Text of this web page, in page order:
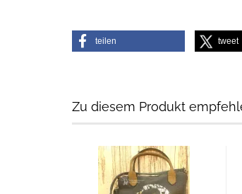
teilen tweet
Zu diesem Produkt